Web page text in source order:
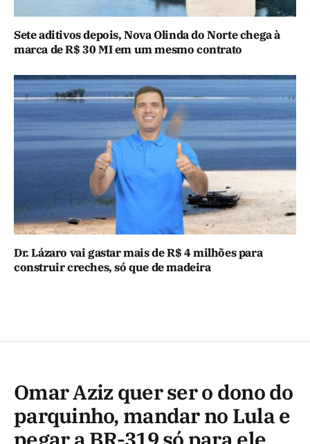
Sete aditivos depois, Nova Olinda do Norte chega à
marca de R$ 30 MI em um mesmo contrato
Dr. Lázaro vai gastar mais de R$ 4 milhões para
construir creches, só que de madeira
Omar Aziz quer ser o dono do
parquinho, mandar no Lula e